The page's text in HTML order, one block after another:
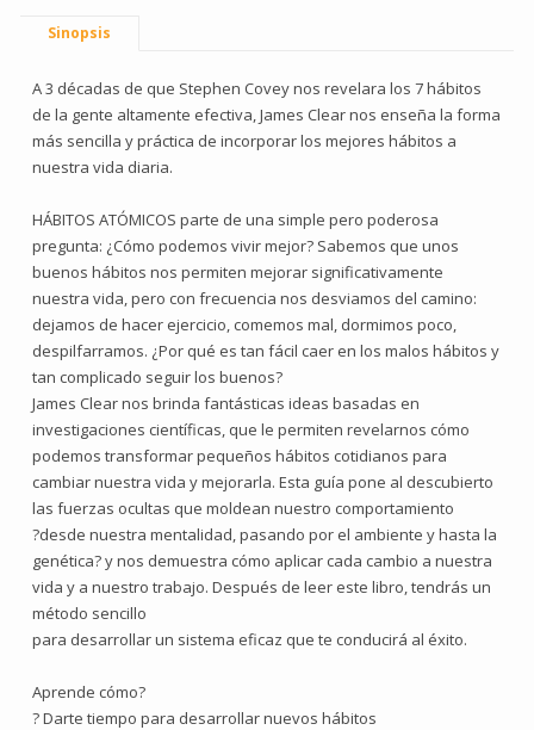
Sinopsis
A 3 décadas de que Stephen Covey nos revelara los 7 hábitos
de la gente altamente efectiva, James Clear nos enseña la forma
más sencilla y práctica de incorporar los mejores hábitos a
nuestra vida diaria.
HÁBITOS ATÓMICOS parte de una simple pero poderosa
pregunta: ¿Cómo podemos vivir mejor? Sabemos que unos
buenos hábitos nos permiten mejorar significativamente
nuestra vida, pero con frecuencia nos desviamos del camino:
dejamos de hacer ejercicio, comemos mal, dormimos poco,
despilfarramos. ¿Por qué es tan fácil caer en los malos hábitos y
tan complicado seguir los buenos?
James Clear nos brinda fantásticas ideas basadas en
investigaciones científicas, que le permiten revelarnos cómo
podemos transformar pequeños hábitos cotidianos para
cambiar nuestra vida y mejorarla. Esta guía pone al descubierto
las fuerzas ocultas que moldean nuestro comportamiento
?desde nuestra mentalidad, pasando por el ambiente y hasta la
genética? y nos demuestra cómo aplicar cada cambio a nuestra
vida y a nuestro trabajo. Después de leer este libro, tendrás un
método sencillo
para desarrollar un sistema eficaz que te conducirá al éxito.
Aprende cómo?
? Darte tiempo para desarrollar nuevos hábitos